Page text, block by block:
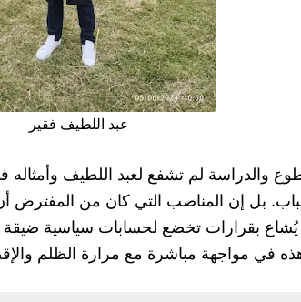
عبد اللطيف فقير
والدراسة لم تشفع لعبد اللطيف
بل إن المناصب التي كان من المفترض
يُشاع بقرارات تخضع لحسابات سياسية
هذه في مواجهة مباشرة مع مرارة الظلم